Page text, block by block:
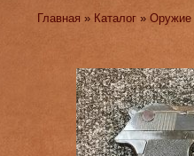
Главная » Каталог »Оружие